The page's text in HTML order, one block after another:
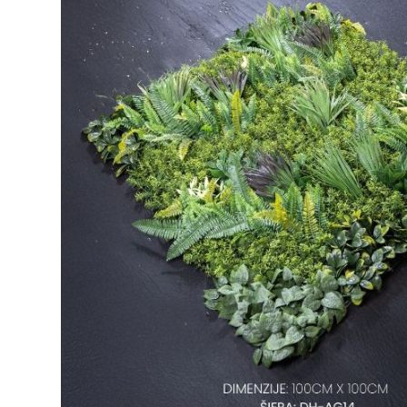
Čaše
Šolje
Tanjiri
Set za ručavanje
Šerpe i Tiganji
Bokali i Tegle
Escajg i Noževi
Prikazi sve
Biljke
Saksije
Ogledalo panel
Akustični paneli
VEŠTAČKO
ZELENILO
TAPETE